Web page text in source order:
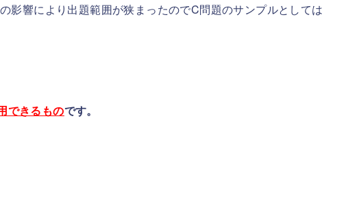
影響により出題範囲が狭まったのでC問題のサンプルとしては
できるものです。